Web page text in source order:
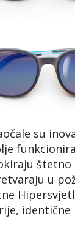
su
štetno
u